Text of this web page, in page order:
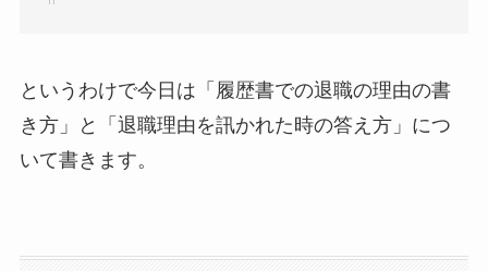
というわけで今日は「履歴書での退職の理由の書
き方」と「退職理由を訊かれた時の答え方」につ
いて書きます。